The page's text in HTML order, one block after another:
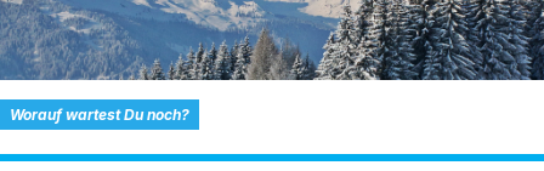
Worauf wartest Du noch?